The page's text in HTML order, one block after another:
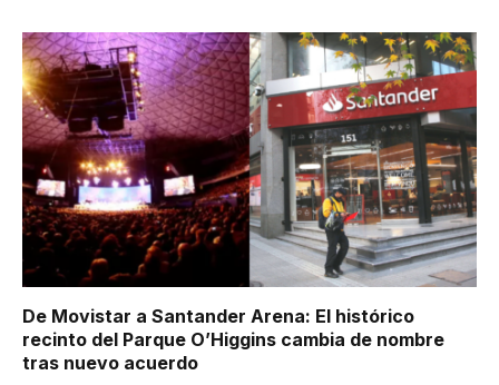
De Movistar a Santander Arena: El histórico
recinto del Parque O’Higgins cambia de nombre
tras nuevo acuerdo